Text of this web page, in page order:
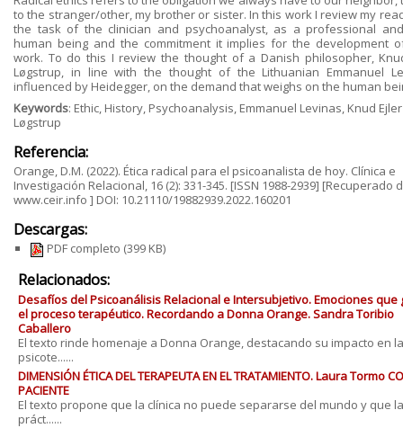
to the stranger/other, my brother or sister. In this work I review my
the task of the clinician and psychoanalyst, as a professional
human being and the commitment it implies for the development
work. To do this I review the thought of a Danish philosopher,
Løgstrup, in line with the thought of the Lithuanian Emmanuel
influenced by Heidegger, on the demand that weighs on the human
Keywords: Ethic, History, Psychoanalysis, Emmanuel Levinas, Knud Ejler
Løgstrup
Referencia:
Orange, D.M. (2022). Ética radical para el psicoanalista de hoy. Clínica e
Investigación Relacional, 16 (2): 331-345. [ISSN 1988-2939] [Recuperado
www.ceir.info ] DOI: 10.21110/19882939.2022.160201
Descargas:
PDF completo (399 KB)
Relacionados:
Desafíos del Psicoanálisis Relacional e Intersubjetivo. Emociones que
el proceso terapéutico. Recordando a Donna Orange. Sandra Toribio
Caballero
El texto rinde homenaje a Donna Orange, destacando su impacto en la
psicote......
DIMENSIÓN ÉTICA DEL TERAPEUTA EN EL TRATAMIENTO. Laura Tormo
PACIENTE
El texto propone que la clínica no puede separarse del mundo y que la
práct......